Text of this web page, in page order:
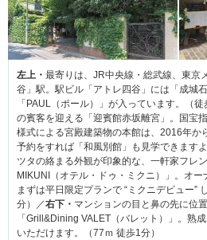
左上・ 最寄りは、JR中央線・総武線、東京
谷」駅。駅ビル「アトレ四谷」には「成城
「PAUL（ポール）」が入っています。（徒
の賓客を迎える「迎賓館赤坂離宮」。国宝
様式による宮殿建築物の本館は、2016年か
予約をすれば「和風別館」も見学できます
ツタの絡まる外観が印象的な、一軒家フレ
MIKUNI（オテル・ドゥ・ミクニ）」。オー
まずは平日限定プランで “ミクニデビュー”
分）／右下・ マンションの目と鼻の先に位
「Grill&Dining VALET（バレット）」。熟
いただけます。（77ｍ 徒歩1分）